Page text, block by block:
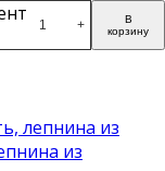
+
В
корзину